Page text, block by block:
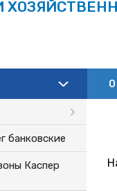
банковские
Каспер